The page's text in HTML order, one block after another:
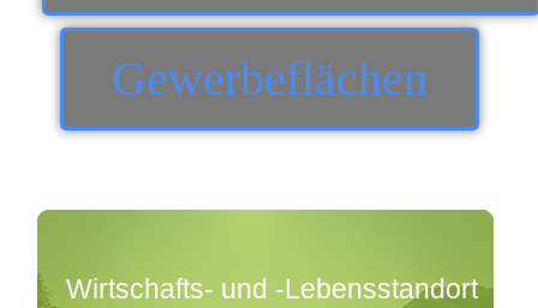
Gewerbeflächen
Wirtschafts- und -Lebensstandort